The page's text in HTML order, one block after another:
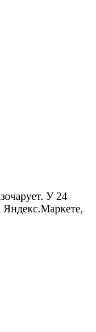
У 24
Яндекс.Маркете,